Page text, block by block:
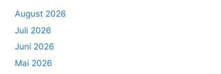
August 2026
Juli 2026
Juni 2026
Mai 2026